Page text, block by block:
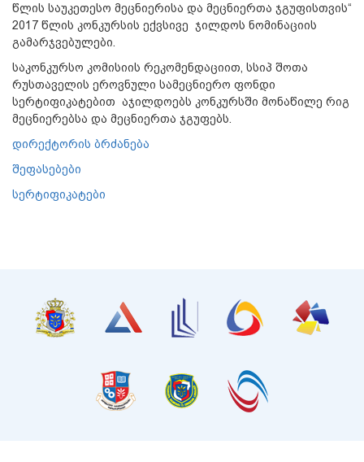
წლის საუკეთესო მეცნიერისა და მეცნიერთა ჯგუფისთვის“
2017 წლის კონკურსის ექვსივე ჯილდოს ნომინაციის
გამარჯვებულები.
საკონკურსო კომისიის რეკომენდაციით, სსიპ შოთა
რუსთაველის ეროვნული სამეცნიერო ფონდი
სერტიფიკატებით აჯილდოებს კონკურსში მონაწილე რიგ
მეცნიერებსა და მეცნიერთა ჯგუფებს.
დირექტორის ბრძანება
შეფასებები
სერტიფიკატები